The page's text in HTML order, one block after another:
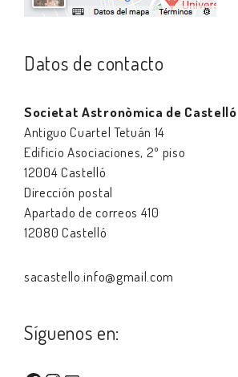
Datos de contacto
Societat Astronòmica de Castelló
Antiguo Cuartel Tetuán 14
Edificio Asociaciones, 2º piso
12004 Castelló
Dirección postal
Apartado de correos 410
12080 Castelló
sacastello.info@gmail.com
Síguenos en: